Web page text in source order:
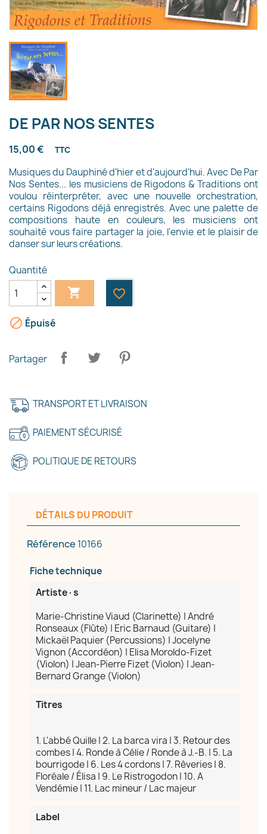
DE PAR NOS SENTES
15,00 € TTC
Musiques du Dauphiné d'hier et d'aujourd'hui. Avec De Par
Nos Sentes... les musiciens de Rigodons & Traditions ont
voulou réinterpréter, avec une nouvelle orchestration,
certains Rigodons déjà enregistrés. Avec une palette de
compositions haute en couleurs, les musiciens ont
souhaité vous faire partager la joie, l'envie et le plaisir de
danser sur leurs créations.
Quantité
 favorite_border
 Épuisé
Partager
TRANSPORT ET LIVRAISON
PAIEMENT SÉCURISÉ
POLITIQUE DE RETOURS
DÉTAILS DU PRODUIT
Référence 10166
Fiche technique
Artiste·s
Marie-Christine Viaud (Clarinette) | André
Ronseaux (Flûte) | Eric Barnaud (Guitare) |
Mickaël Paquier (Percussions) | Jocelyne
Vignon (Accordéon) | Elisa Moroldo-Fizet
(Violon) | Jean-Pierre Fizet (Violon) | Jean-
Bernard Grange (Violon)
Titres
1. L'abbé Quille | 2. La barca vira | 3. Retour des
combes | 4. Ronde à Célie / Ronde à J.-B. | 5. La
bourrigode | 6. Les 4 cordons | 7. Rêveries | 8.
Floréale / Élisa | 9. Le Ristrogodon | 10. A
Vendémie | 11. Lac mineur / Lac majeur
Label
Nom de la liste d'envies
Annuler